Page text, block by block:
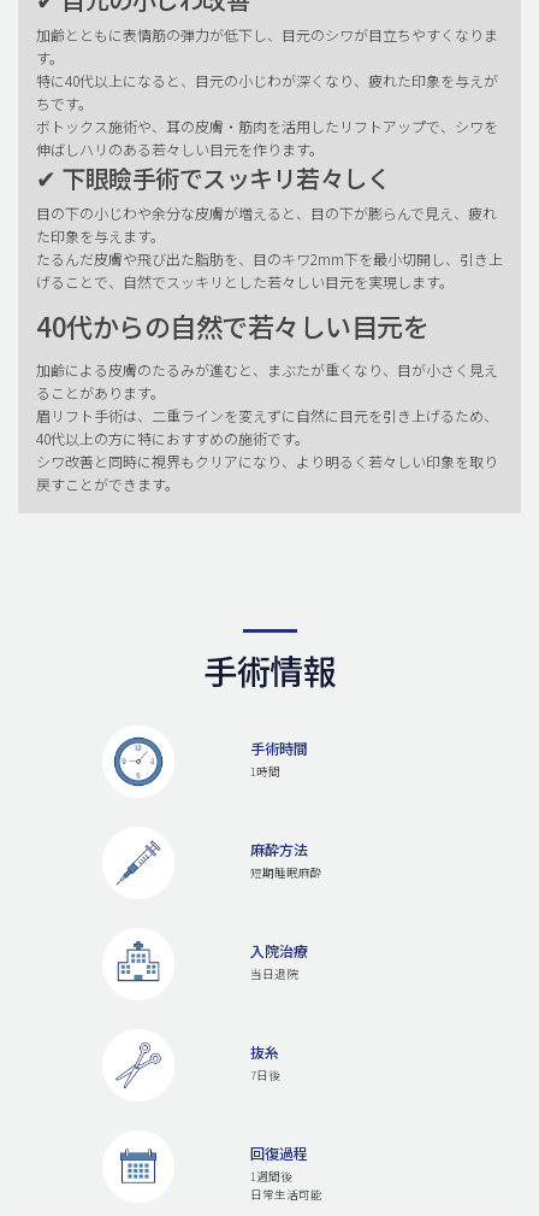
加齢とともに表情筋の弾力が低下し、目元のシワが目立ちやすくなりま
す。
特に40代以上になると、目元の小じわが深くなり、疲れた印象を与えが
ちです。
ボトックス施術や、耳の皮膚・筋肉を活用したリフトアップで、シワを
伸ばしハリのある若々しい目元を作ります。
✔ 下眼瞼手術でスッキリ若々しく
目の下の小じわや余分な皮膚が増えると、目の下が膨らんで見え、疲れ
た印象を与えます。
たるんだ皮膚や飛び出た脂肪を、目のキワ2mm下を最小切開し、引き上
げることで、自然でスッキリとした若々しい目元を実現します。
40代からの自然で若々しい目元を
加齢による皮膚のたるみが進むと、まぶたが重くなり、目が小さく見え
ることがあります。
眉リフト手術は、二重ラインを変えずに自然に目元を引き上げるため、
40代以上の方に特におすすめの施術です。
シワ改善と同時に視界もクリアになり、より明るく若々しい印象を取り
戻すことができます。
手術情報
手術時間
1時間
麻酔方法
短期睡眠麻酔
入院治療
当日退院
抜糸
7日後
回復過程
1週間後
日常生活可能